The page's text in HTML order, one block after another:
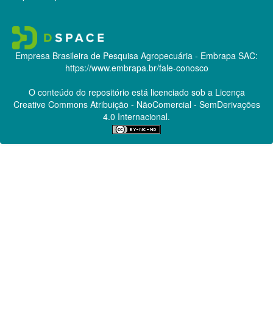
Empresa Brasileira de Pesquisa Agropecuária - Embrapa SAC:
https://www.embrapa.br/fale-conosco
O conteúdo do repositório está licenciado sob a Licença
Creative CommonsAtribuição - NãoComercial - SemDerivações
4.0 Internacional.